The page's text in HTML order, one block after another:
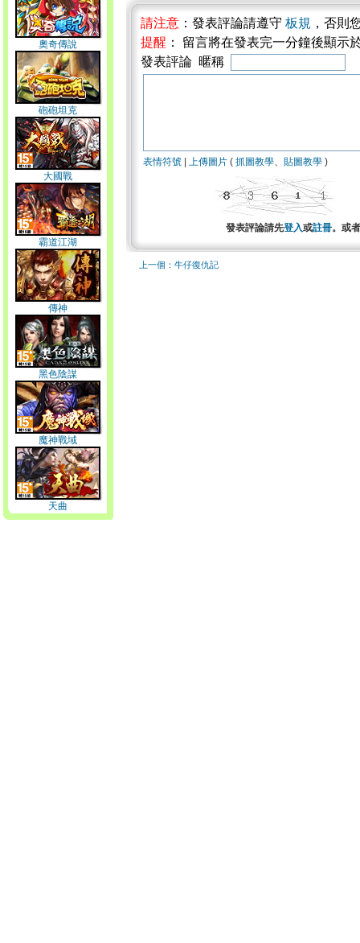
奧奇傳說
砲砲坦克
大國戰
霸道江湖
傳神
黑色陰謀
魔神戰域
天曲
請注意 ：發表評論請遵守 板規 ，否則
提醒 ： 留言將在發表完一分鐘後顯示
發表評論 暱稱
表情符號 上傳圖片 ( 抓圖教學、 貼圖教學 )
發表評論請先登入或註冊。或
上一個：牛仔復仇記